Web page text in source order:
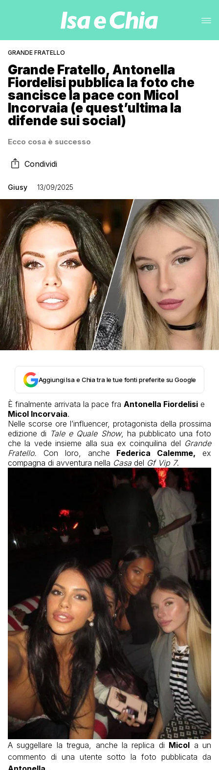
GRANDE FRATELLO
Grande Fratello, Antonella
Fiordelisi pubblica la foto che
sancisce la pace con Micol
Incorvaia (e quest’ultima la
difende sui social)
Ecco cosa è successo
Condividi
Giusy 13/09/2025
Aggiungi Isa e Chia tra le tue fonti preferite su Google
È finalmente arrivata la pace fra Antonella Fiordelisi e
Micol Incorvaia.
Nelle scorse ore l’influencer, protagonista della prossima
edizione di Tale e Quale Show, ha pubblicato una foto
che la vede insieme alla sua ex coinquilina del Grande
Fratello. Con loro, anche Federica Calemme, ex
compagna di avventura nella Casa del Gf Vip 7.
A suggellare la tregua, anche la replica di Micol a un
commento di una utente sotto la foto pubblicata da